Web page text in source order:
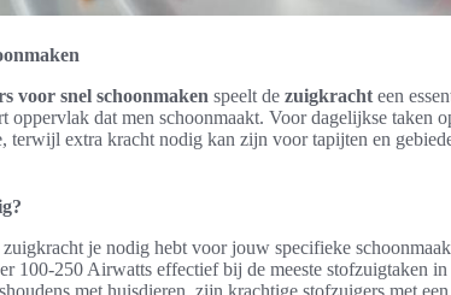
voor snel schoonmaken speelt de zuigkracht een
oppervlak dat men schoonmaakt. Voor dagelijkse taken
terwijl extra kracht nodig kan zijn voor tapijten en
je nodig hebt voor jouw specifieke
100-250 Airwatts effectief bij de meeste stofzuigtaken